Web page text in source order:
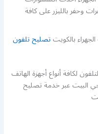
وحفر بالليزر على كافة
بالكويتتصليح تلفون
لكافة أنواع أجهزة الهاتف
البيت عبر خدمة تصليح